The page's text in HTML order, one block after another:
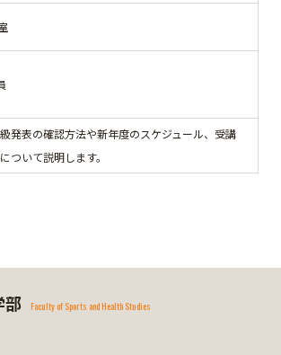
発表の確認方法や新年度のスケジュール、受講
ついて説明します。
部 Faculty of Sports and Health Studies